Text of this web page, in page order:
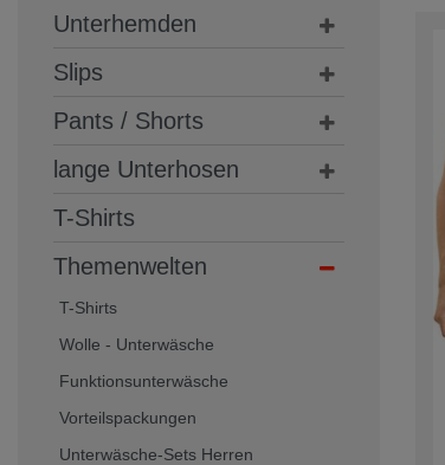
Unterhemden
Slips
Pants / Shorts
lange Unterhosen
T-Shirts
Themenwelten
T-Shirts
Wolle - Unterwäsche
Funktionsunterwäsche
Vorteilspackungen
Unterwäsche-Sets Herren